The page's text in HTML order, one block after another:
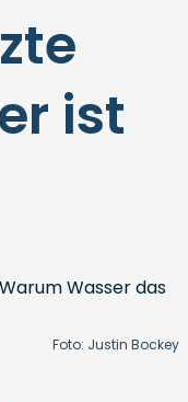
ist
Foto: Justin Bockey